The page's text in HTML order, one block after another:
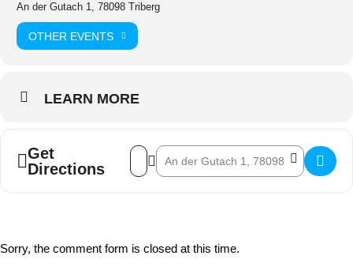
An der Gutach 1, 78098 Triberg
OTHER EVENTS
LEARN MORE
Get
Directions
Address - Live-Musik Abend []
Destination Address - Live-Musik
Sorry, the comment form is closed at this time.